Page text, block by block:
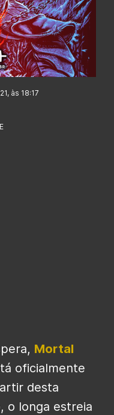
às 18:17
Mortal
oficialmente
desta
, o longa estreia